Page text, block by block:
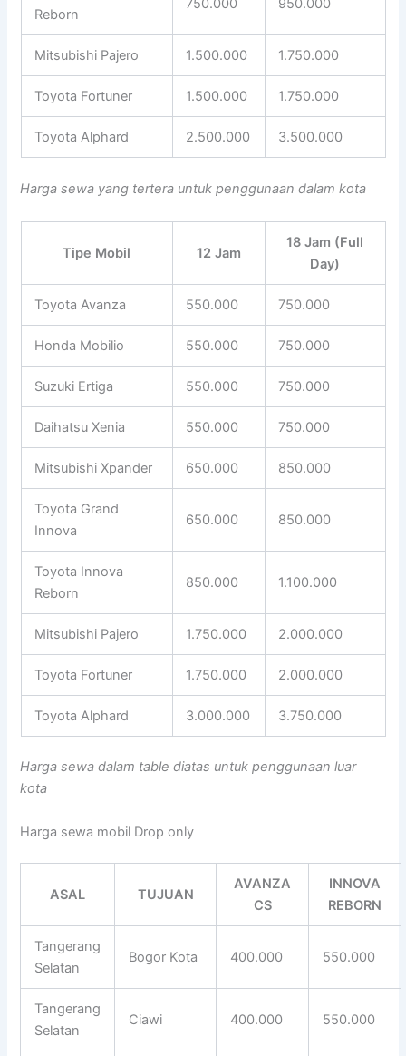
Reborn
750.000 950.000
Mitsubishi Pajero 1.500.000 1.750.000
Toyota Fortuner 1.500.000 1.750.000
Toyota Alphard 2.500.000 3.500.000
Harga sewa yang tertera untuk penggunaan dalam kota
Tipe Mobil 12 Jam
18 Jam (Full
Day)
Toyota Avanza 550.000 750.000
Honda Mobilio 550.000 750.000
Suzuki Ertiga 550.000 750.000
Daihatsu Xenia 550.000 750.000
Mitsubishi Xpander 650.000 850.000
Toyota Grand
Innova
650.000 850.000
Toyota Innova
Reborn
850.000 1.100.000
Mitsubishi Pajero 1.750.000 2.000.000
Toyota Fortuner 1.750.000 2.000.000
Toyota Alphard 3.000.000 3.750.000
Harga sewa dalam table diatas untuk penggunaan luar
kota
Harga sewa mobil Drop only
ASAL TUJUAN
AVANZA
CS
INNOVA
REBORN
Tangerang
Selatan
Bogor Kota 400.000 550.000
Tangerang
Selatan
Ciawi 400.000 550.000